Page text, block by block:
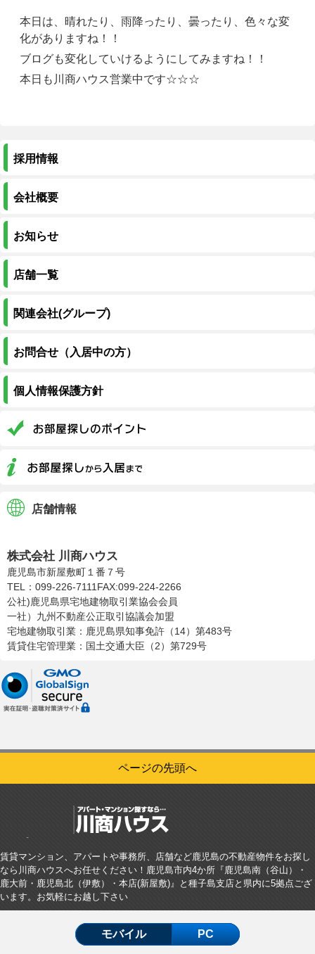
本日は、晴れたり、雨降ったり、曇ったり、色々な変
化がありますね！！
ブログも変化していけるようにしてみますね！！
本日も川商ハウス営業中です☆☆☆
採用情報
会社概要
お知らせ
店舗一覧
関連会社(グループ)
お問合せ（入居中の方）
個人情報保護方針
店舗情報
株式会社 川商ハウス
鹿児島市新屋敷町１番７号
TEL：099-226-7111 FAX:099-224-2266
公社)鹿児島県宅地建物取引業協会会員
一社）九州不動産公正取引協議会加盟
宅地建物取引業：鹿児島県知事免許（14）第483号
賃貸住宅管理業：国土交通大臣（2）第729号
ページの先頭へ
賃貸マンション、アパートや事務所、店舗など鹿児島の不動産物件をお探し
なら川商ハウスへお任せください！鹿児島市内4か所『鹿児島南（谷山）・
鹿大前・鹿児島北（伊敷）・本店(新屋敷)』と種子島支店と県内に5拠点ござ
います。お気軽にお越し下さい
モバイル PC